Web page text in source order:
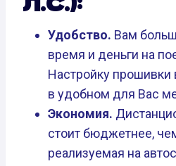
Удобство. Вам
время и деньги на
Настройку
в удобном для Вас
Экономия.
стоит бюджетнее,
реализуемая на